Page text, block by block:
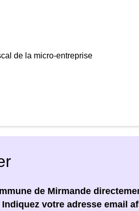
de la micro-entreprise
de Mirmande
votre adresse email